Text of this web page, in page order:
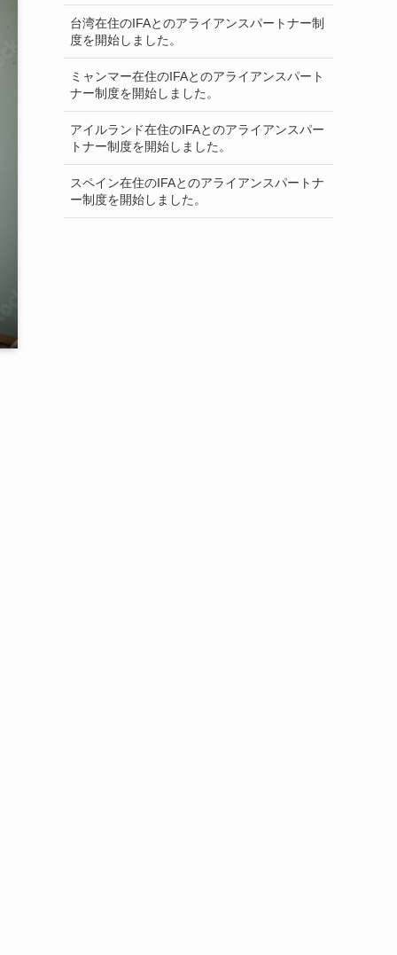
台湾在住のIFAとのアライアンスパートナー制
度を開始しました。
ミャンマー在住のIFAとのアライアンスパート
ナー制度を開始しました。
アイルランド在住のIFAとのアライアンスパー
トナー制度を開始しました。
スペイン在住のIFAとのアライアンスパートナ
ー制度を開始しました。